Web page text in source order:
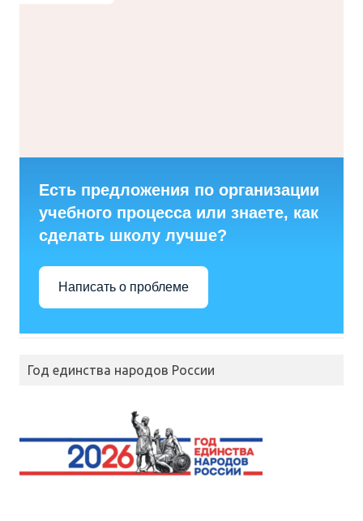
Есть предложения по организации
учебного процесса или знаете, как
сделать школу лучше?
Написать о проблеме
Год единства народов России